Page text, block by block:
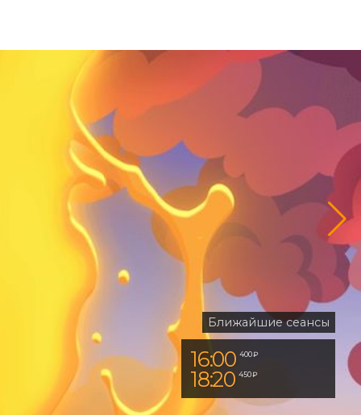
Ближайшие сеансы
16:00 400 ₽
18:20 450 ₽